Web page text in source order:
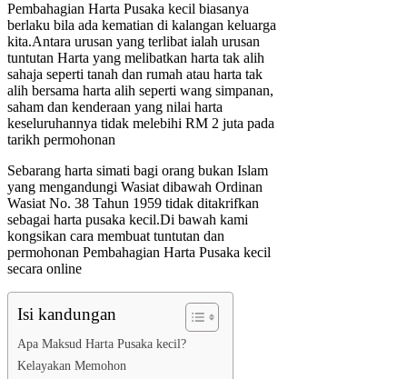
Pembahagian Harta Pusaka kecil biasanya
berlaku bila ada kematian di kalangan keluarga
kita.Antara urusan yang terlibat ialah urusan
tuntutan Harta yang melibatkan harta tak alih
sahaja seperti tanah dan rumah atau harta tak
alih bersama harta alih seperti wang simpanan,
saham dan kenderaan yang nilai harta
keseluruhannya tidak melebihi RM 2 juta pada
tarikh permohonan
Sebarang harta simati bagi orang bukan Islam
yang mengandungi Wasiat dibawah Ordinan
Wasiat No. 38 Tahun 1959 tidak ditakrifkan
sebagai harta pusaka kecil.Di bawah kami
kongsikan cara membuat tuntutan dan
permohonan Pembahagian Harta Pusaka kecil
secara online
Isi kandungan
Apa Maksud Harta Pusaka kecil?
Kelayakan Memohon